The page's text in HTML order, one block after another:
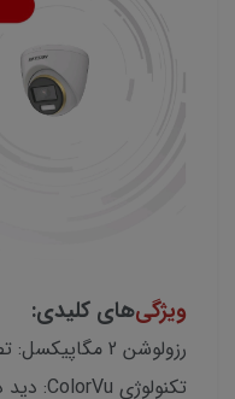
ویژگی‌های کلیدی:
رزولوشن 2 مگاپیکسل: تصاویر با جزئیات بالا و شفاف
تکنولوژی ColorVu: دید در شب رنگی با برد 40 متر